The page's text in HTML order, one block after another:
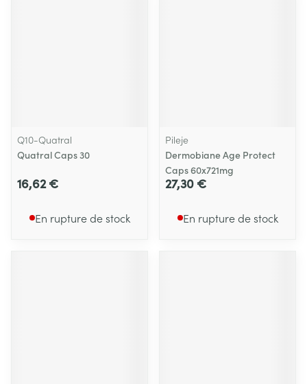
Q10-Quatral
Quatral Caps 30
16,62 €
En rupture de stock
Pileje
Dermobiane Age Protect
Caps 60x721mg
27,30 €
En rupture de stock